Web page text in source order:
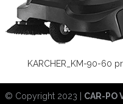
KARCHER_KM-90-60
© Copyright 2023 | CAR-PO